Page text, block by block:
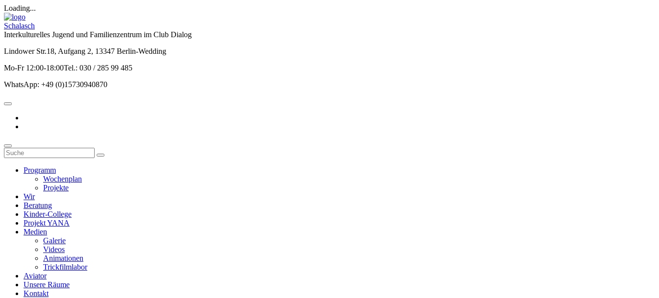
Loading...
Schalasch
Interkulturelles Jugend und Familienzentrum im Club Dialog
Lindower Str.18, Aufgang 2, 13347 Berlin-Wedding
Mo-Fr 12:00-18:00Tel.: 030 / 285 99 485
WhatsApp: +49 (0)15730940870
Programm
Wochenplan
Projekte
Wir
Beratung
Kinder-College
Projekt YANA
Medien
Galerie
Videos
Animationen
Trickfilmlabor
Aviator
Unsere Räume
Kontakt